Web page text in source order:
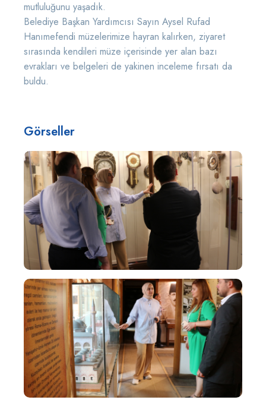
mutluluğunu yaşadık.
Belediye Başkan Yardımcısı Sayın Aysel Rufad
Hanımefendi müzelerimize hayran kalırken, ziyaret
sırasında kendileri müze içerisinde yer alan bazı
evrakları ve belgeleri de yakinen inceleme fırsatı da
buldu.
Görseller